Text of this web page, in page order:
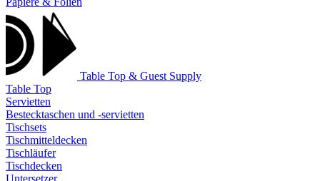
Table Top & Guest Supply
Table Top
Servietten
Bestecktaschen und -servietten
Tischsets
Tischmitteldecken
Tischläufer
Tischdecken